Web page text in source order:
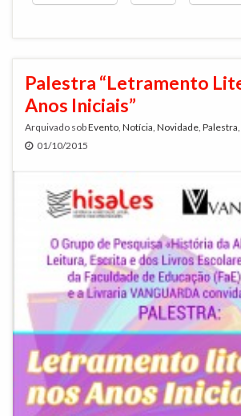
Palestra “Letramento
Anos Iniciais”
Arquivado sobEvento Notícia Novidade Palestra
01/10/2015